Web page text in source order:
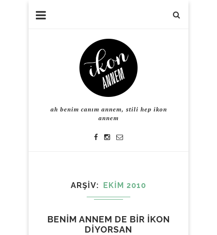
ah benim canım annem, stili hep ikon
annem
ARŞIV EKIM 2010
BENIM ANNEM DE BIR IKON
DIYORSAN